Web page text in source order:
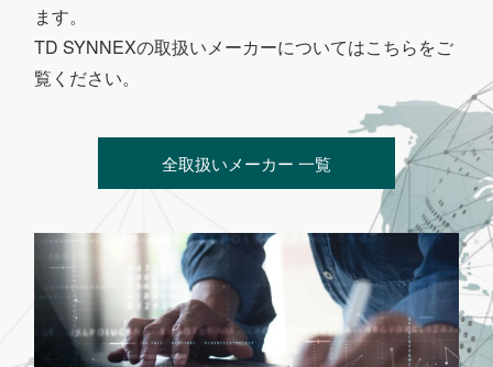
ます。
TD SYNNEXの取扱いメーカーについてはこちらをご
覧ください。
全取扱いメーカー 一覧